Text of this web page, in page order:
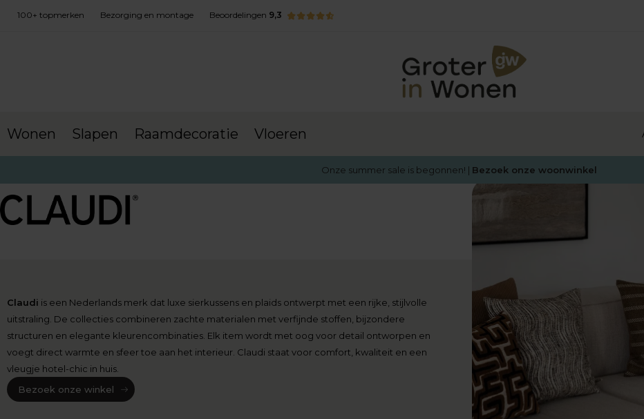
100+ topmerken Bezorging en montage Beoordelingen 9,3
Wonen Slapen Raamdecoratie Vloeren
Onze summer sale is begonnen! | Bezoek onze woonwinkel
Claudi is een Nederlands merk dat luxe sierkussens en plaids ontwerpt met een rijke, stijlvolle
uitstraling. De collecties combineren zachte materialen met verfijnde stoffen, bijzondere
structuren en elegante kleurencombinaties. Elk item wordt met oog voor detail ontworpen en
voegt direct warmte en sfeer toe aan het interieur. Claudi staat voor comfort, kwaliteit en een
vleugje hotel-chic in huis.
Bezoek onze winkel